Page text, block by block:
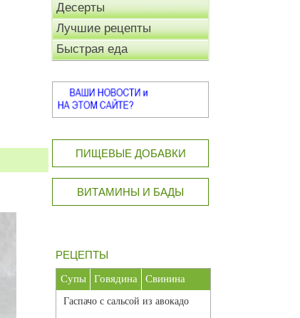
Десерты
Лучшие рецепты
Быстрая еда
ПИЩЕВЫЕ ДОБАВКИ
ВИТАМИНЫ И БАДЫ
РЕЦЕПТЫ
Супы Говядина Свинина
Гаспачо с сальсой из авокадо